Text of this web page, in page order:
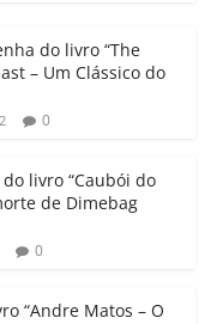
Cl
p
y
Li
k
m
p
h
ar
do livro “The
– Um Clássico do
0
livro “Caubói do
de Dimebag
0
“Andre Matos – O